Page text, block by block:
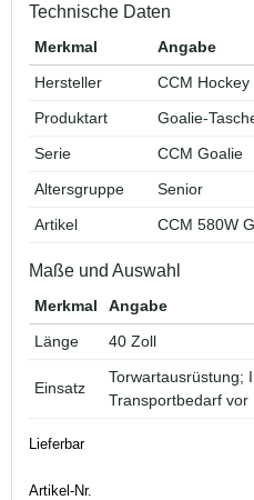
Technische Daten
Merkmal
Angabe
Hersteller
CCM Hockey
Produktart
Goalie-
Serie
CCM Goalie
Altersgruppe
Senior
Artikel
CCM 580W
Maße und Auswahl
Merkmal
Angabe
Länge
40 Zoll
Einsatz
Torwartausrüstung;
Transportbedarf vor
Lieferbar
Artikel-Nr.